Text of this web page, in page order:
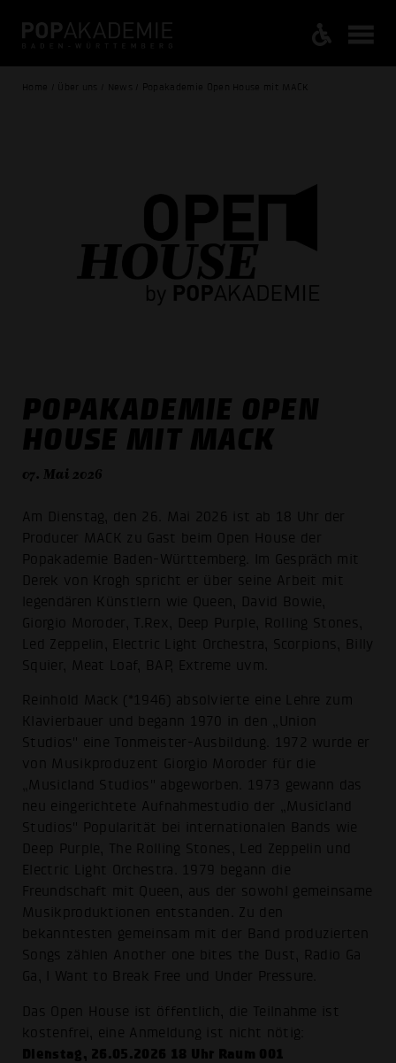
Home / Über uns / News / Popakademie Open House mit MACK
POPAKADEMIE OPEN
HOUSE MIT MACK
07. Mai 2026
Am Dienstag, den 26. Mai 2026 ist ab 18 Uhr der
Producer MACK zu Gast beim Open House der
Popakademie Baden-Württemberg. Im Gespräch mit
Derek von Krogh spricht er über seine Arbeit mit
legendären Künstlern wie Queen, David Bowie,
Giorgio Moroder, T.Rex, Deep Purple, Rolling Stones,
Led Zeppelin, Electric Light Orchestra, Scorpions, Billy
Squier, Meat Loaf, BAP, Extreme uvm.
Reinhold Mack (*1946) absolvierte eine Lehre zum
Klavierbauer und begann 1970 in den „Union
Studios" eine Tonmeister-Ausbildung. 1972 wurde er
von Musikproduzent Giorgio Moroder für die
„Musicland Studios" abgeworben. 1973 gewann das
neu eingerichtete Aufnahmestudio der „Musicland
Studios" Popularität bei internationalen Bands wie
Deep Purple, The Rolling Stones, Led Zeppelin und
Electric Light Orchestra. 1979 begann die
Freundschaft mit Queen, aus der sowohl gemeinsame
Musikproduktionen entstanden. Zu den
bekanntesten gemeinsam mit der Band produzierten
Songs zählen Another one bites the Dust, Radio Ga
Ga, I Want to Break Free und Under Pressure.
Das Open House ist öffentlich, die Teilnahme ist
kostenfrei, eine Anmeldung ist nicht nötig:
Dienstag, 26.05.2026 18 Uhr Raum 001